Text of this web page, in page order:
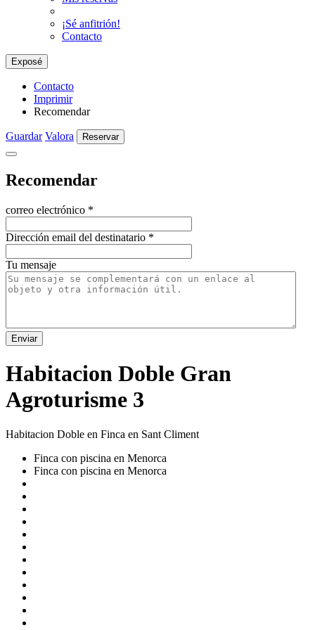
¡Sé anfitrión!
Contacto
Exposé
Contacto
Imprimir
Recomendar
Guardar Valora Reservar
Recomendar
correo electrónico *
Dirección email del destinatario *
Tu mensaje
Enviar
Habitacion Doble Gran
Agroturisme 3
Habitacion Doble en Finca en Sant Climent
Finca con piscina en Menorca
Finca con piscina en Menorca